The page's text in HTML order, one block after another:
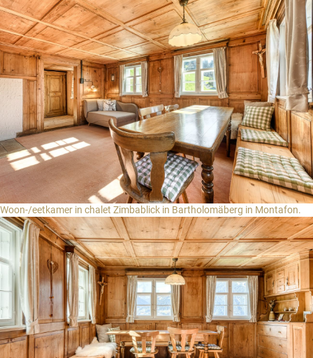
Woon-/eetkamer in chalet Zimbablick in Bartholomäberg in Montafon.